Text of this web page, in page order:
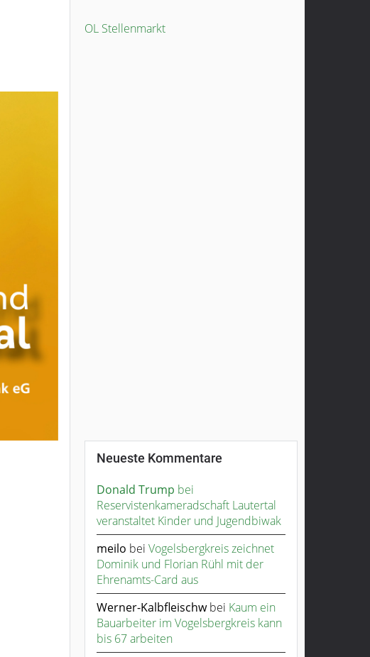
OL Stellenmarkt
Neueste Kommentare
Donald Trump bei
Reservistenkameradschaft Lautertal
veranstaltet Kinder und Jugendbiwak
meilo bei Vogelsbergkreis zeichnet
Dominik und Florian Rühl mit der
Ehrenamts-Card aus
Werner-Kalbfleischwbei Kaum ein
Bauarbeiter im Vogelsbergkreis kann
bis 67 arbeiten